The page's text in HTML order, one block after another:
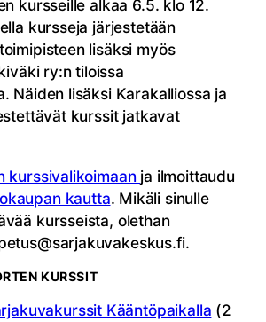
kursseille alkaa 6.5. klo 12.
kursseja järjestetään
lisäksi myös
ry:n tiloissa
Näiden lisäksi Karakalliossa ja
kurssit jatkavat
kurssivalikoimaan ja ilmoittaudu
kautta. Mikäli sinulle
kursseista, olethan
KURSSIT
Kääntöpaikalla (2